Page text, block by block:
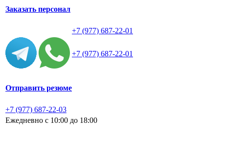
Заказать персонал
+7 (977) 687-22-01
+7 (977) 687-22-01
Отправить резюме
+7 (977) 687-22-03
Ежедневно с 10:00 до 18:00